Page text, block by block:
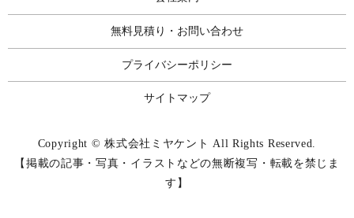
無料見積り・お問い合わせ
プライバシーポリシー
サイトマップ
Copyright © 株式会社ミヤケント All Rights Reserved.
【掲載の記事・写真・イラストなどの無断複写・転載を禁じま
す】